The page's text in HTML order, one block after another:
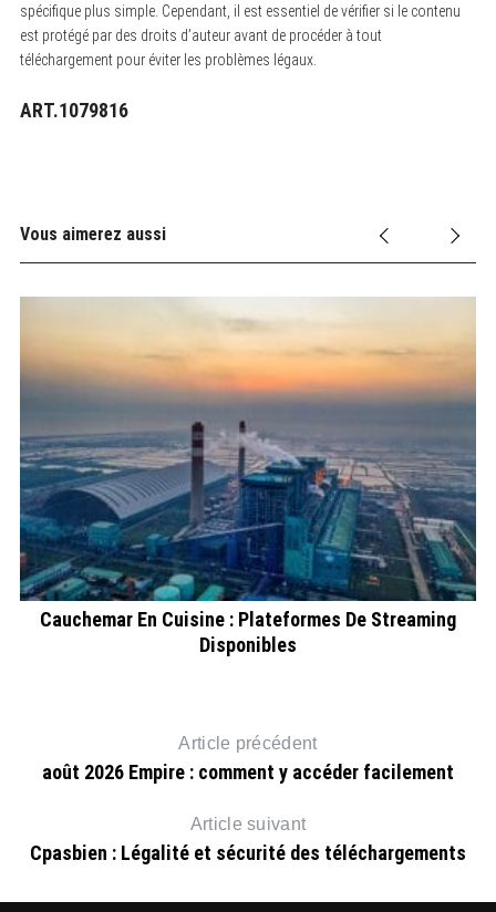
spécifique plus simple. Cependant, il est essentiel de vérifier si le contenu
est protégé par des droits d’auteur avant de procéder à tout
téléchargement pour éviter les problèmes légaux.
ART.1079816
Vous aimerez aussi
Cauchemar En Cuisine : Plateformes De Streaming
Disponibles
Article précédent
août 2026 Empire : comment y accéder facilement
Article suivant
Cpasbien : Légalité et sécurité des téléchargements